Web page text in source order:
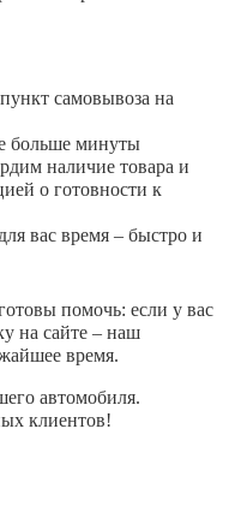
самовывоза на
больше минуты
наличие товара и
о готовности к
вас время – быстро и
помочь: если у вас
на сайте – наш
время.
автомобиля.
клиентов!